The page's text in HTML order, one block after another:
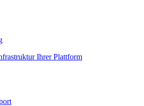
Ihrer Plattform